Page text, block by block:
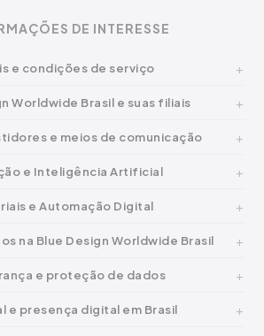
DE INTERESSE
e condições de serviço
Worldwide Brasil e suas filiais
e meios de comunicação
e Inteligência Artificial
e Automação Digital
na Blue Design Worldwide Brasil
e proteção de dados
e presença digital em Brasil